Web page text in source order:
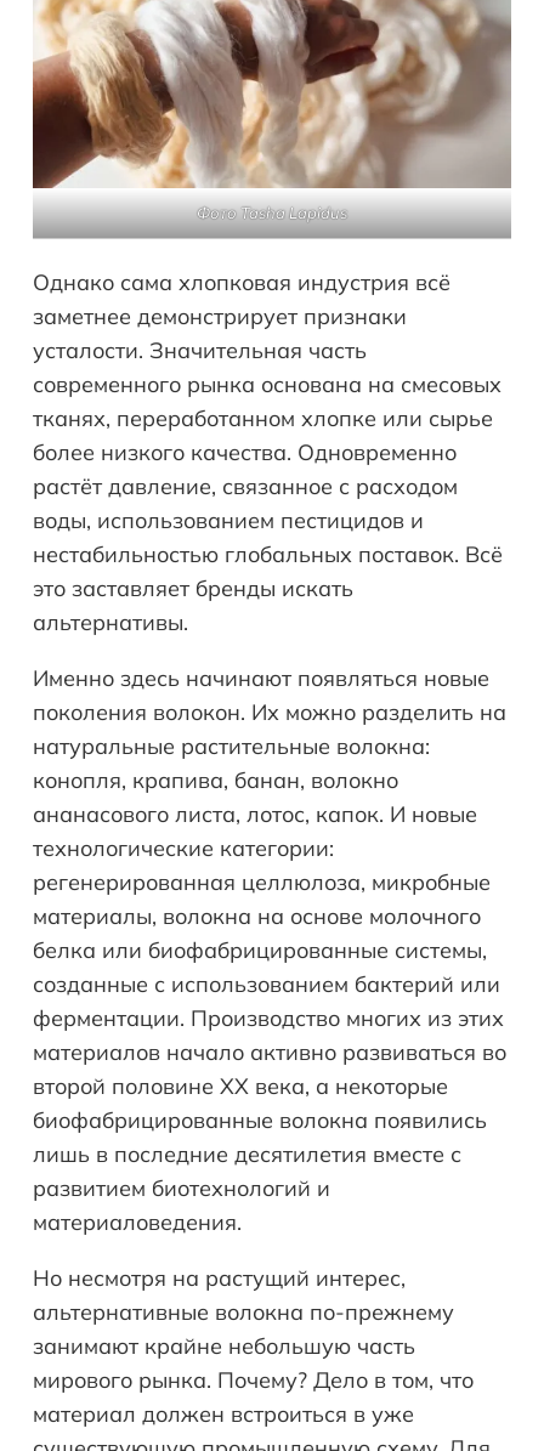
Фото Tasha Lapidus
Однако сама хлопковая индустрия всё
заметнее демонстрирует признаки
усталости. Значительная часть
современного рынка основана на смесовых
тканях, переработанном хлопке или сырье
более низкого качества. Одновременно
растёт давление, связанное с расходом
воды, использованием пестицидов и
нестабильностью глобальных поставок. Всё
это заставляет бренды искать
альтернативы.
Именно здесь начинают появляться новые
поколения волокон. Их можно разделить на
натуральные растительные волокна:
конопля, крапива, банан, волокно
ананасового листа, лотос, капок. И новые
технологические категории:
регенерированная целлюлоза, микробные
материалы, волокна на основе молочного
белка или биофабрицированные системы,
созданные с использованием бактерий или
ферментации. Производство многих из этих
материалов начало активно развиваться во
второй половине XX века, а некоторые
биофабрицированные волокна появились
лишь в последние десятилетия вместе с
развитием биотехнологий и
материаловедения.
Но несмотря на растущий интерес,
альтернативные волокна по-прежнему
занимают крайне небольшую часть
мирового рынка. Почему? Дело в том, что
материал должен встроиться в уже